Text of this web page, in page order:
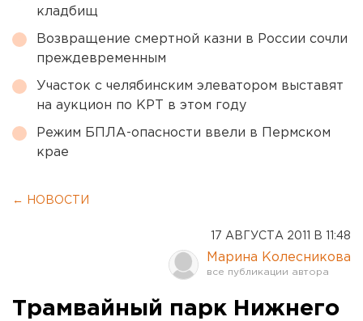
кладбищ
Возвращение смертной казни в России сочли
преждевременным
Участок с челябинским элеватором выставят
на аукцион по КРТ в этом году
Режим БПЛА-опасности ввели в Пермском
крае
← НОВОСТИ
17 АВГУСТА 2011 В 11:48
Марина Колесникова
Трамвайный парк Нижнего